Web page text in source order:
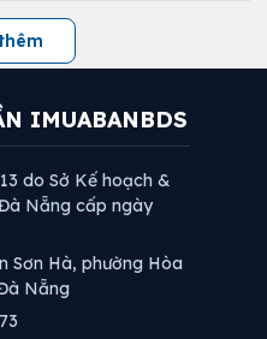
IMUABANBDS
do Sở Kế hoạch &
Nẵng cấp ngày
Sơn Hà, phường Hòa
Nẵng